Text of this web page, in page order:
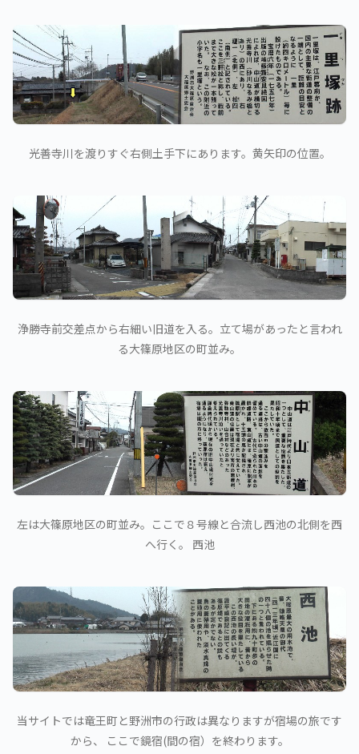
光善寺川を渡りすぐ右側土手下にあります。黄矢印の位置。
浄勝寺前交差点から右細い旧道を入る。立て場があったと言われ
る大篠原地区の町並み。
左は大篠原地区の町並み。ここで８号線と合流し西池の北側を西
へ行く。 西池
当サイトでは竜王町と野洲市の行政は異なりますが宿場の旅です
から、 ここで鏡宿(間の宿）を終わります。